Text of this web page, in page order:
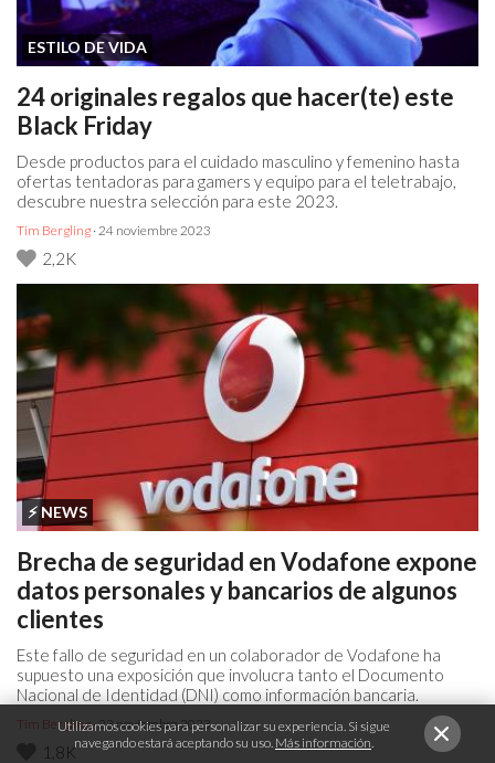
ESTILO DE VIDA
24 originales regalos que hacer(te) este
Black Friday
Desde productos para el cuidado masculino y femenino hasta
ofertas tentadoras para gamers y equipo para el teletrabajo,
descubre nuestra selección para este 2023.
Tim Bergling · 24 noviembre 2023
2,2K
⚡️ NEWS
Brecha de seguridad en Vodafone expone
datos personales y bancarios de algunos
clientes
Este fallo de seguridad en un colaborador de Vodafone ha
supuesto una exposición que involucra tanto el Documento
Nacional de Identidad (DNI) como información bancaria.
Tim Bergling· 23 noviembre 2023
1,8K
Utilizamos cookies para personalizar su experiencia. Si sigue
navegando estará aceptando su uso. Más información